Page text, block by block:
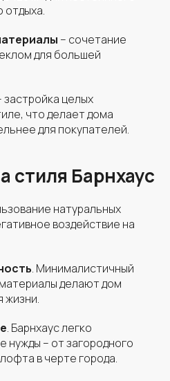
отдыха.
– сочетание
для большей
застройка целых
что делает дома
для покупателей.
стиля Барнхаус
натуральных
воздействие на
. Минималистичный
делают дом
жизни.
. Барнхаус легко
нужды – от загородного
в черте города.